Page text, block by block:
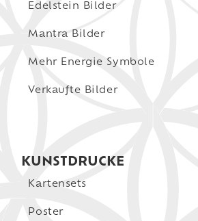
Edelstein Bilder
Mantra Bilder
Mehr Energie Symbole
Verkaufte Bilder
KUNSTDRUCKE
Kartensets
Poster